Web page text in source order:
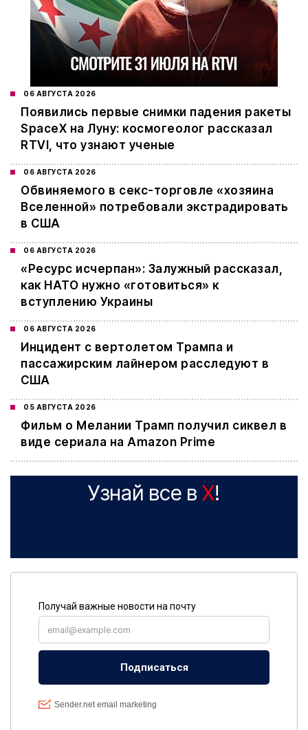
06 АВГУСТА 2026
Появились первые снимки падения ракеты
SpaceX на Луну: космогеолог рассказал
RTVI, что узнают ученые
06 АВГУСТА 2026
Обвиняемого в секс-торговле «хозяина
Вселенной» потребовали экстрадировать
в США
06 АВГУСТА 2026
«Ресурс исчерпан»: Залужный рассказал,
как НАТО нужно «готовиться» к
вступлению Украины
06 АВГУСТА 2026
Инцидент с вертолетом Трампа и
пассажирским лайнером расследуют в
США
05 АВГУСТА 2026
Фильм о Мелании Трамп получил сиквел в
виде сериала на Amazon Prime
Узнай все в X!